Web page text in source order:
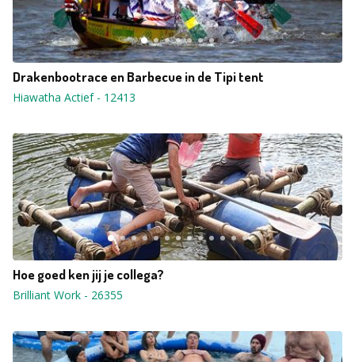
Drakenbootrace en Barbecue in de Tipi tent
Hiawatha Actief- 12413
Hoe goed ken jij je collega?
Brilliant Work - 26355